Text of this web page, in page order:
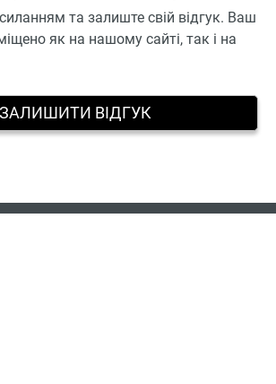
та залиште свій відгук. Ваш
як на нашому сайті, так і на
ЗАЛИШИТИ ВІДГУК